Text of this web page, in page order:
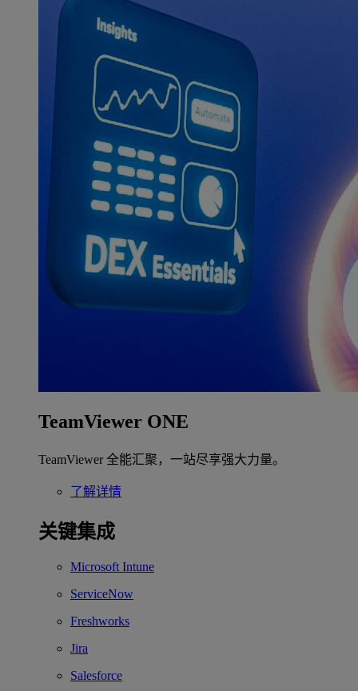
TeamViewer ONE
TeamViewer 全能汇聚，一站尽享强大力量。
了解详情
关键集成
Microsoft Intune
ServiceNow
Freshworks
Jira
Salesforce